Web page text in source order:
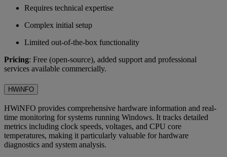
Requires technical expertise
Complex initial setup
Limited out-of-the-box functionality
Pricing: Free (open-source), added support and professional
services available commercially.
HWiNFO
HWiNFO provides comprehensive hardware information and real-
time monitoring for systems running Windows. It tracks detailed
metrics including clock speeds, voltages, and CPU core
temperatures, making it particularly valuable for hardware
diagnostics and system analysis.